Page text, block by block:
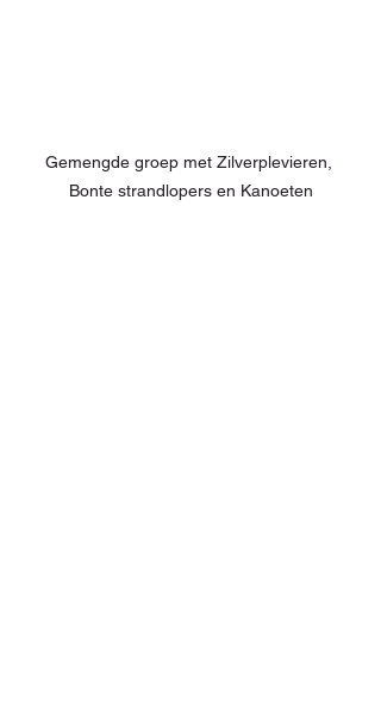
Gemengde groep met Zilverplevieren,
Bonte strandlopers en Kanoeten